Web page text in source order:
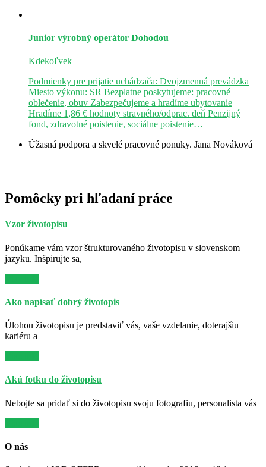
Junior výrobný operátor Dohodou
Kdekoľvek
Podmienky pre prijatie uchádzača: Dvojzmenná prevádzka
Miesto výkonu: SR Bezplatne poskytujeme: pracovné
oblečenie, obuv Zabezpečujeme a hradíme ubytovanie
Hradíme 1,86 € hodnoty stravného/odprac. deň Penzijný
fond, zdravotné poistenie, sociálne poistenie…
Úžasná podpora a skvelé pracovné ponuky. Jana Nováková
Pomôcky pri hľadaní práce
Vzor životopisu
Ponúkame vám vzor štrukturovaného životopisu v slovenskom
jazyku. Inšpirujte sa,
Ako napísať dobrý životopis
Úlohou životopisu je predstaviť vás, vaše vzdelanie, doterajšiu
kariéru a
Akú fotku do životopisu
Nebojte sa pridať si do životopisu svoju fotografiu, personalista vás
O nás